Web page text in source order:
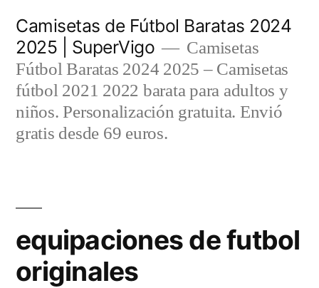
contenido
Camisetas de Fútbol Baratas 2024
2025 | SuperVigo
Camisetas
Fútbol Baratas 2024 2025 – Camisetas
fútbol 2021 2022 barata para adultos y
niños. Personalización gratuita. Envió
gratis desde 69 euros.
equipaciones de futbol
originales